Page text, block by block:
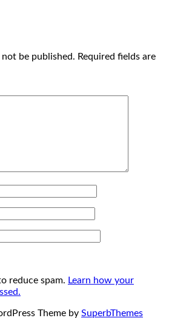
be published. Required fields are
reduce spam. Learn how your
Theme by SuperbThemes